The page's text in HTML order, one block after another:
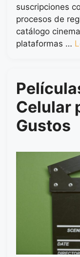
suscripciones
procesos de
catálogo
plataformas …
Celular
Gustos